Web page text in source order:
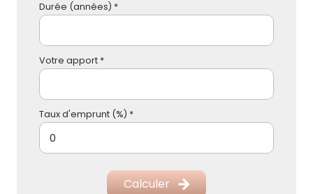
Durée (années) *
Votre apport *
Taux d'emprunt (%) *
Calculer